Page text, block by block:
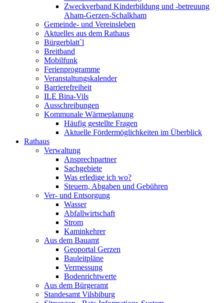
Zweckverband Kinderbildung und -betreuung
Aham-Gerzen-Schalkham
Gemeinde- und Vereinsleben
Aktuelles aus dem Rathaus
Bürgerblatt`l
Breitband
Mobilfunk
Ferienprogramme
Veranstaltungskalender
Barrierefreiheit
ILE Bina-Vils
Ausschreibungen
Kommunale Wärmeplanung
Häufig gestellte Fragen
Aktuelle Fördermöglichkeiten im Überblick
Rathaus
Verwaltung
Ansprechpartner
Sachgebiete
Was erledige ich wo?
Steuern, Abgaben und Gebühren
Ver- und Entsorgung
Wasser
Abfallwirtschaft
Strom
Kaminkehrer
Aus dem Bauamt
Geoportal Gerzen
Bauleitpläne
Vermessung
Bodenrichtwerte
Aus dem Bürgeramt
Standesamt Vilsbiburg